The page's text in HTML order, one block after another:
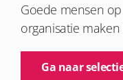
Goede mensen
organisatie
Ga naar